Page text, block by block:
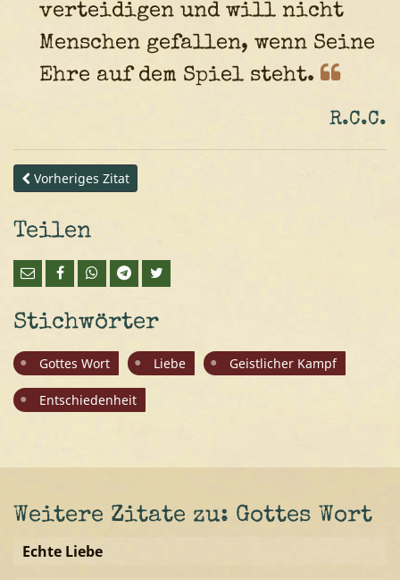
verteidigen und will nicht
Menschen gefallen, wenn Seine
Ehre auf dem Spiel steht.
R.C.C.
Vorheriges Zitat
Teilen
Stichwörter
Gottes Wort Liebe Geistlicher Kampf
Entschiedenheit
Weitere Zitate zu: Gottes Wort
Echte Liebe